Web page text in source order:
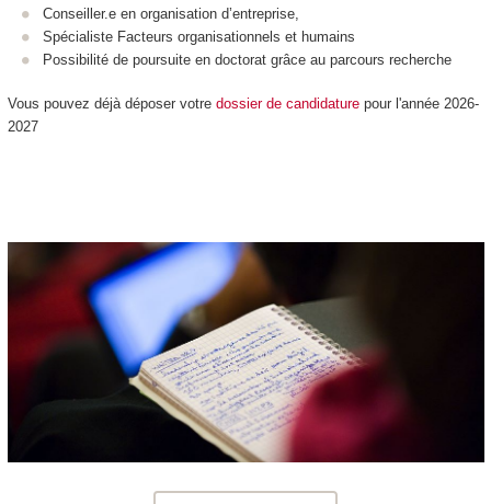
Conseiller.e en organisation d’entreprise,
Spécialiste Facteurs organisationnels et humains
Possibilité de poursuite en doctorat grâce au parcours recherche
Vous pouvez déjà déposer votre dossier de candidaturepour l'année 2026-
2027